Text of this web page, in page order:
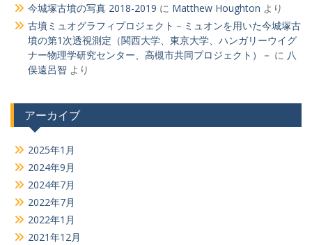
今城塚古墳の写真 2018-2019 に Matthew Houghton より
古墳ミュオグラフィプロジェクト－ミュオンを用いた今城塚古
墳の第1次透視測定（関西大学、東京大学、ハンガリーウイグ
ナー物理学研究センター、高槻市共同プロジェクト）－ に 八
俣遠呂智 より
アーカイブ
2025年1月
2024年9月
2024年7月
2022年7月
2022年1月
2021年12月